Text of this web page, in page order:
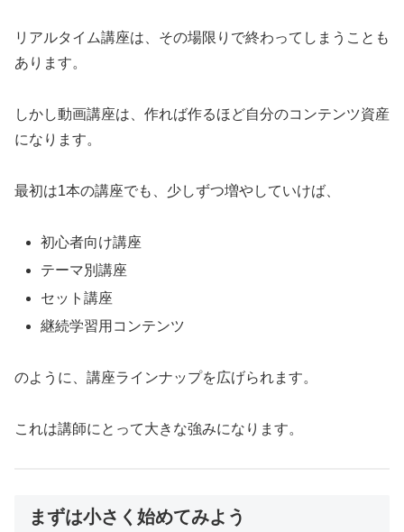
リアルタイム講座は、その場限りで終わってしまうことも
あります。
しかし動画講座は、作れば作るほど自分のコンテンツ資産
になります。
最初は1本の講座でも、少しずつ増やしていけば、
初心者向け講座
テーマ別講座
セット講座
継続学習用コンテンツ
のように、講座ラインナップを広げられます。
これは講師にとって大きな強みになります。
まずは小さく始めてみよう